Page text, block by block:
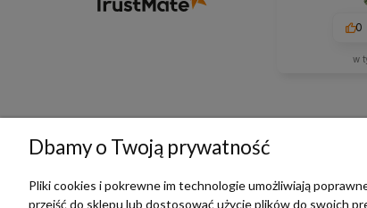
0
w
TERRADECO
Dbamy o Twoją prywatność
Pliki cookies i pokrewne im technologie umożliwiają
przejść do sklepu lub dostosować użycie plików do swoich